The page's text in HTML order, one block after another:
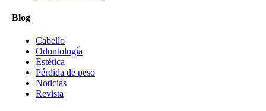
Blog
Cabello
Odontología
Estética
Pérdida de peso
Noticias
Revista